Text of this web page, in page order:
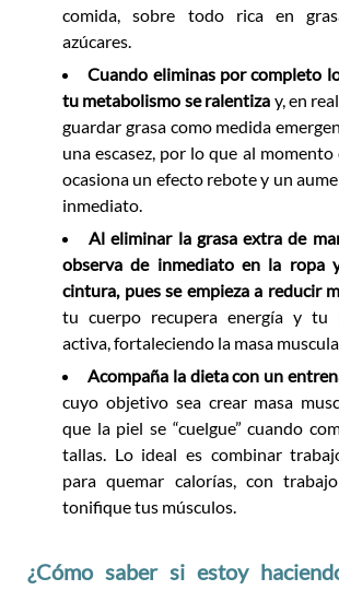
comida, sobre todo rica en
azúcares.
Cuando eliminas por completo
tu metabolismo se ralentiza y, en
guardar grasa como medida
una escasez, por lo que al
ocasiona un efecto rebote y un
inmediato.
Al eliminar la grasa extra de
observa de inmediato en la ropa
cintura, pues se empieza a reducir
tu cuerpo recupera energía y tu
activa, fortaleciendo la masa
Acompaña la dieta con un
cuyo objetivo sea crear masa
que la piel se “cuelgue” cuando
tallas. Lo ideal es combinar
para quemar calorías, con
tonifique tus músculos.
¿Cómo saber si estoy